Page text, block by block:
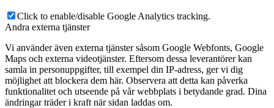
Click to enable/disable Google Analytics tracking.
Andra externa tjänster
Vi använder även externa tjänster såsom Google Webfonts, Google
Maps och externa videotjänster. Eftersom dessa leverantörer kan
samla in personuppgifter, till exempel din IP-adress, ger vi dig
möjlighet att blockera dem här. Observera att detta kan påverka
funktionalitet och utseende på vår webbplats i betydande grad. Dina
ändringar träder i kraft när sidan laddas om.